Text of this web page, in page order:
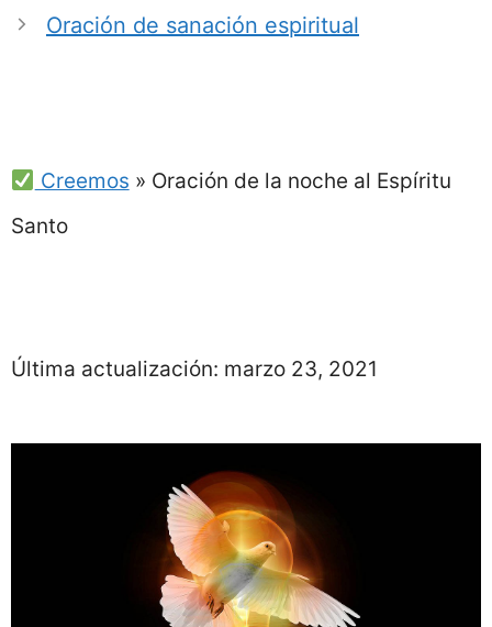
Oración de sanación espiritual
Creemos » Oración de la noche al Espíritu
Santo
Última actualización: marzo 23, 2021